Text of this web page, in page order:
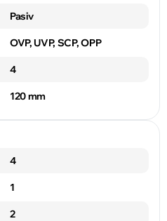
Pasiv
OVP, UVP, SCP, OPP
4
120 mm
4
1
2